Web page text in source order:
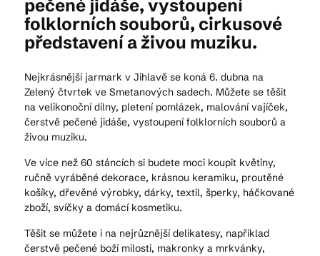
CS EN DE
© 2026 Brána Jihlavy
pečené jidáše, vystoupení
folklorních souborů, cirkusové
představení a živou muziku.
Nejkrásnější jarmark v Jihlavě se koná 6. dubna na
Zelený čtvrtek ve Smetanových sadech. Můžete se těšit
na velikonoční dílny, pletení pomlázek, malování vajíček,
čerstvě pečené jidáše, vystoupení folklorních souborů a
živou muziku.
Ve více než 60 stáncích si budete moci koupit květiny,
ručně vyráběné dekorace, krásnou keramiku, proutěné
košíky, dřevěné výrobky, dárky, textil, šperky, háčkované
zboží, svíčky a domácí kosmetiku.
Těšit se můžete i na nejrůznější delikatesy, například
čerstvě pečené boží milosti, makronky a mrkvánky,